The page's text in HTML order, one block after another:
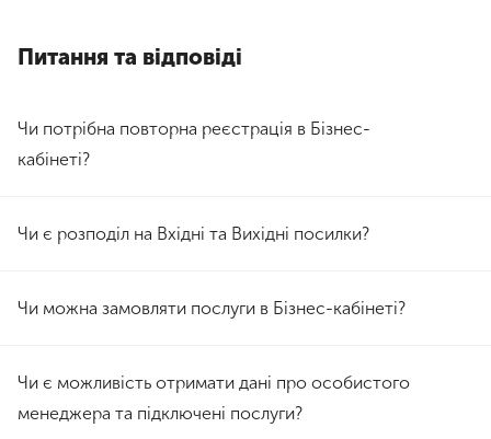
Питання та вiдповiдi
Чи потрібна повторна реєстрація в Бізнес-
кабінеті?
дані зі старого кабінету.
Чи є розподіл на Вхідні та Вихідні посилки?
та вихідні.
Чи можна замовляти послуги в Бізнес-кабінеті?
Повернення.
Чи є можливість отримати дані про особистого
менеджера та підключені послуги?